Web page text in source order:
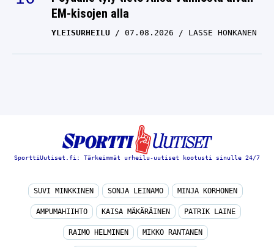
EM-kisojen alla
YLEISURHEILU 07.08.2026 LASSE HONKANEN
SporttiUutiset.fi: Tärkeimmät urheilu-uutiset kootusti sinulle 24/7
SUVI MINKKINEN SONJA LEINAMO MINJA KORHONEN
AMPUMAHIIHTO KAISA MÄKÄRÄINEN PATRIK LAINE
RAIMO HELMINEN MIKKO RANTANEN